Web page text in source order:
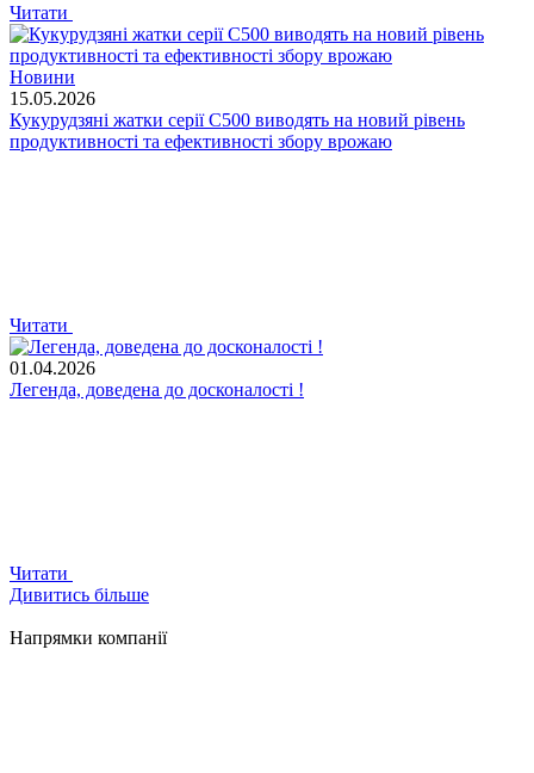
Читати
Новини
15.05.2026
Кукурудзяні жатки серії C500 виводять на новий рівень
продуктивності та ефективності збору врожаю
Читати
01.04.2026
Легенда, доведена до досконалості !
Читати
Дивитись більше
Напрямки компанії